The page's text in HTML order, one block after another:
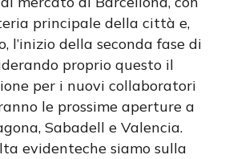
principale della città e,
l’inizio della seconda fase di
proprio questo il
per i nuovi collaboratori
le prossime aperture a
Sabadell e Valencia.
evidenteche siamo sulla